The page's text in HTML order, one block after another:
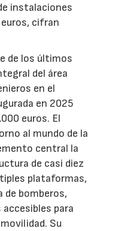
instalaciones
cifran
de los últimos
del área
en el
en 2025
euros. El
al mundo de la
central la
de casi diez
plataformas,
de bomberos,
accesibles para
Su